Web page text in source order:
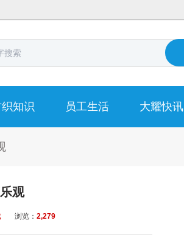
知识 员工生活 大耀快讯
观
浏览： 2,279